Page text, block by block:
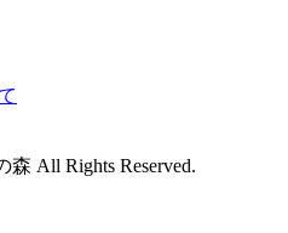
All Rights Reserved.